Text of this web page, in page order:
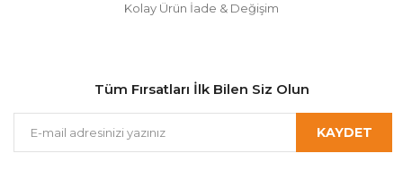
Kolay Ürün İade & Değişim
Tüm Fırsatları İlk Bilen Siz Olun
KAYDET